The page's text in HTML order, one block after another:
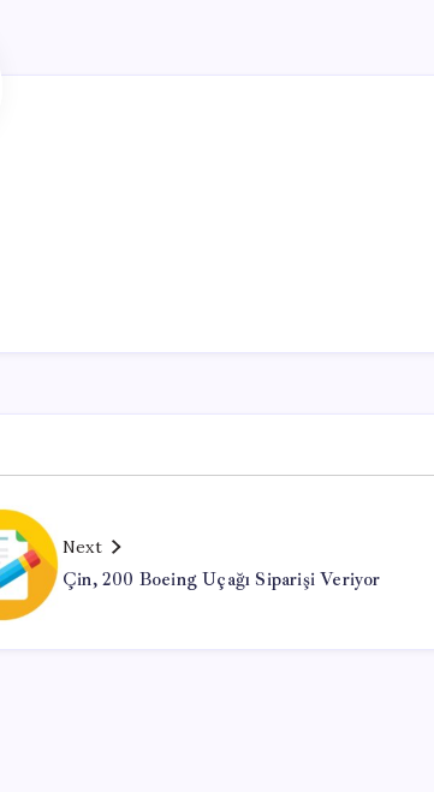
Next
Çin, 200 Boeing Uçağı Siparişi Veriyor